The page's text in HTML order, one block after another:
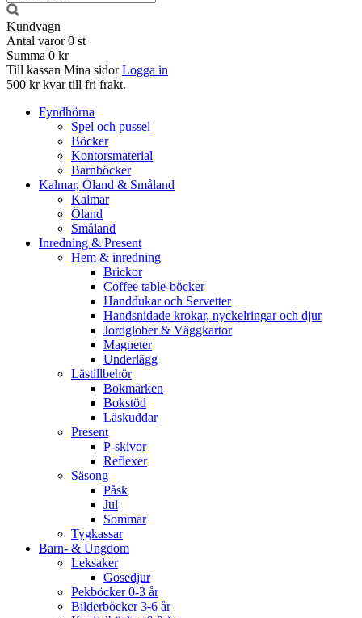
Kundvagn
Antal varor 0 st
Summa 0 kr
Till kassan Mina sidor Logga in
500 kr kvar till fri frakt.
Fyndhörna
Spel och pussel
Böcker
Kontorsmaterial
Barnböcker
Kalmar, Öland & Småland
Kalmar
Öland
Småland
Inredning & Present
Hem & inredning
Brickor
Coffee table-böcker
Handdukar och Servetter
Handsnidade krokar, nyckelringar och djur
Jordglober & Väggkartor
Magneter
Underlägg
Lästillbehör
Bokmärken
Bokstöd
Läskuddar
Present
P-skivor
Reflexer
Säsong
Påsk
Jul
Sommar
Tygkassar
Barn- & Ungdom
Leksaker
Gosedjur
Pekböcker 0-3 år
Bilderböcker 3-6 år